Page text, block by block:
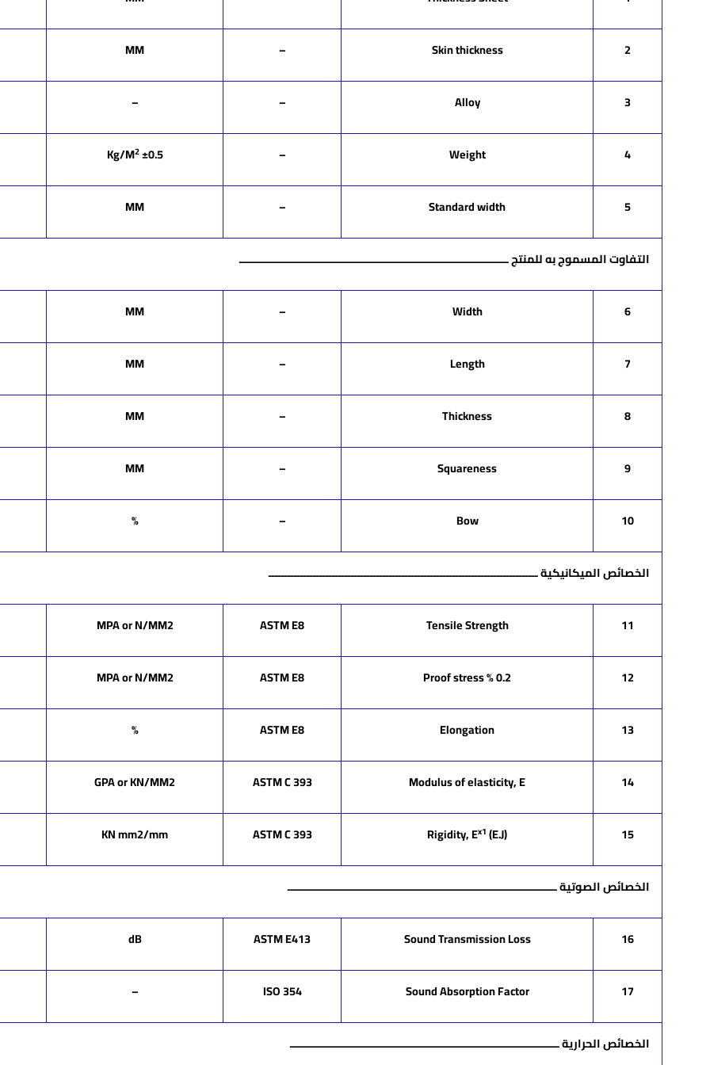
2
Skin thickness
–
MM
3
Alloy
–
–
4
Weight
–
±0.5 Kg/M
2
5
Standard width
–
MM
التفاوت المسموج به للمنتج ـــــــــــــــــــــــــــــــــــــــــــــــــــــــــــــــــــــــــــــــــــــ
6
Width
–
MM
7
Length
–
MM
8
Thickness
–
MM
9
Squareness
–
MM
10
Bow
–
%
الخصائص الميكانيكية ـــــــــــــــــــــــــــــــــــــــــــــــــــــــــــــــــــــــــــــــــــــ
11
Tensile Strength
ASTM E8
MPA or N/MM2
12
0.2 % Proof stress
ASTM E8
MPA or N/MM2
13
Elongation
ASTM E8
%
14
Modulus of elasticity, E
ASTM C 393
GPA or KN/MM2
15
Rigidity, Ex1 (E.J)
ASTM C 393
KN mm2/mm
الخصائص الصوتية ـــــــــــــــــــــــــــــــــــــــــــــــــــــــــــــــــــــــــــــــــــــ
16
Sound Transmission Loss
ASTM E413
dB
17
Sound Absorption Factor
ISO 354
–
الخصائص الحرارية ـــــــــــــــــــــــــــــــــــــــــــــــــــــــــــــــــــــــــــــــــــــ